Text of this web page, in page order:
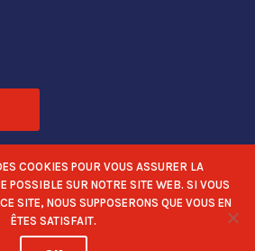
COOKIES POUR VOUS ASSURER LA
POSSIBLE SUR NOTRE SITE WEB. SI VOUS
SITE, NOUS SUPPOSERONS QUE VOUS EN
ÊTES SATISFAIT.